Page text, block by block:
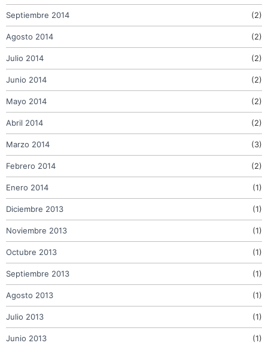
Septiembre 2014 (2)
Agosto 2014 (2)
Julio 2014 (2)
Junio 2014 (2)
Mayo 2014 (2)
Abril 2014 (2)
Marzo 2014 (3)
Febrero 2014 (2)
Enero 2014 (1)
Diciembre 2013 (1)
Noviembre 2013 (1)
Octubre 2013 (1)
Septiembre 2013 (1)
Agosto 2013 (1)
Julio 2013 (1)
Junio 2013 (1)